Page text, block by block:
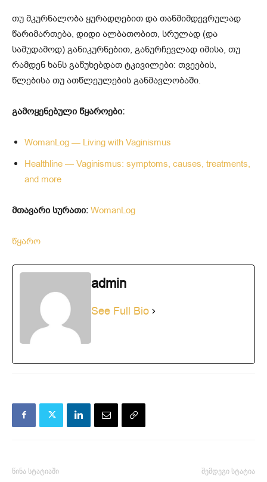
თუ მკურნალობა ყურადღებით და თანმიმდევრულად
წარიმართება, დიდი ალბათობით, სრულად (და
სამუდამოდ) განიკურნებით, განურჩევლად იმისა, თუ
რამდენ ხანს გაწუხებდათ ტკივილები: თვეების,
წლებისა თუ ათწლეულების განმავლობაში.
გამოყენებული წყაროები:
WomanLog — Living with Vaginismus
Healthline — Vaginismus: symptoms, causes, treatments,
and more
მთავარი სურათი: WomanLog
წყარო
admin
See Full Bio
წინა სტატიაში შემდეგი სტატია